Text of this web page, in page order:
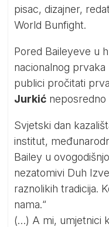
pisac, dizajner,
World Bunfight.
Pored Baileyeve u
nacionalnog
publici pročitati
Jurkićneposredno
Svjetski dan
institut,
Bailey u
nezatomivi Duh
raznolikih tradicija.
nama.“
(…) A mi, umjetnici